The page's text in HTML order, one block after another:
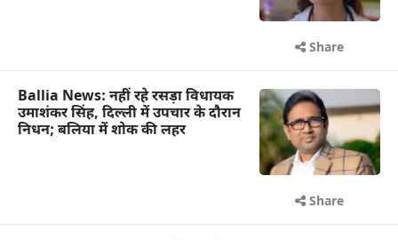
Share
Ballia News: नहीं रहे रसड़ा विधायक
उमाशंकर सिंह, दिल्ली में उपचार के दौरान
निधन; बलिया में शोक की लहर
Share